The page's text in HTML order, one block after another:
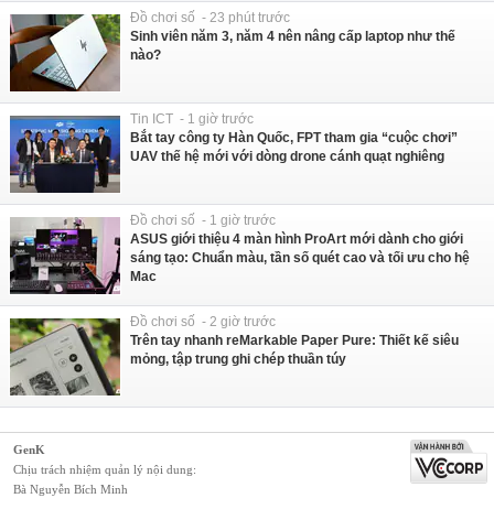
Đồ chơi số - 23 phút trước
Sinh viên năm 3, năm 4 nên nâng cấp laptop như thế
nào?
Tin ICT - 1 giờ trước
Bắt tay công ty Hàn Quốc, FPT tham gia “cuộc chơi”
UAV thế hệ mới với dòng drone cánh quạt nghiêng
Đồ chơi số - 1 giờ trước
ASUS giới thiệu 4 màn hình ProArt mới dành cho giới
sáng tạo: Chuẩn màu, tần số quét cao và tối ưu cho hệ
Mac
Đồ chơi số - 2 giờ trước
Trên tay nhanh reMarkable Paper Pure: Thiết kế siêu
mỏng, tập trung ghi chép thuần túy
GenK
Chịu trách nhiệm quản lý nội dung:
Bà Nguyễn Bích Minh